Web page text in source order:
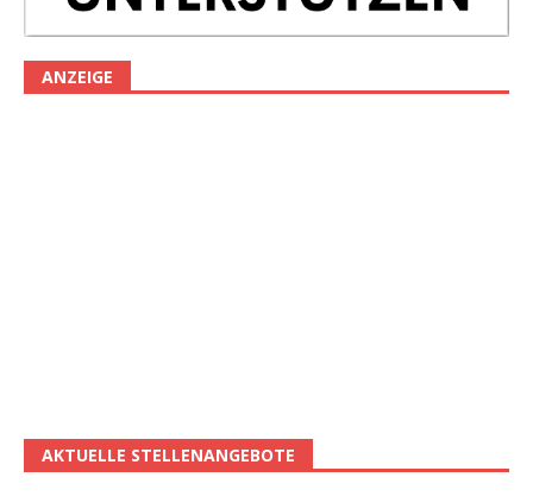
ANZEIGE
AKTUELLE STELLENANGEBOTE